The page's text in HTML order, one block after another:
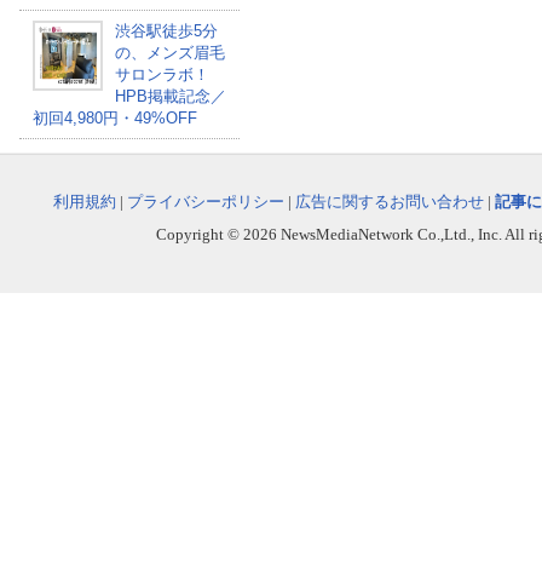
渋谷駅徒歩5分
の、メンズ眉毛
サロンラボ！
HPB掲載記念／
初回4,980円・49%OFF
利用規約 | プライバシーポリシー | 広告に関するお問い合わせ | 記事
Copyright © 2026 NewsMediaNetwork Co.,Ltd., Inc. All